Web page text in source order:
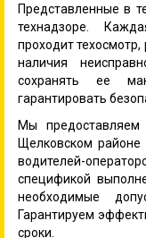
Представленные в
технадзоре.
проходит
наличия
сохранять ее
гарантировать
Мы предоставляем
Щелковском районе
водителей-
спецификой
необходимые
Гарантируем
сроки.